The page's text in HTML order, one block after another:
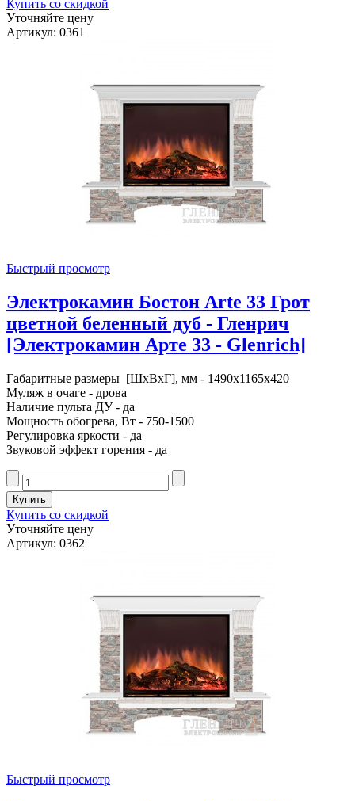
Купить со скидкой
Уточняйте цену
Артикул: 0361
Быстрый просмотр
Электрокамин Бостон Arte 33 Грот
цветной беленный дуб - Гленрич
[Электрокамин Арте 33 - Glenrich]
Габаритные размеры [ШxВxГ], мм - 1490x1165x420
Муляж в очаге - дрова
Наличие пульта ДУ - да
Мощность обогрева, Вт - 750-1500
Регулировка яркости - да
Звуковой эффект горения - да
Купить со скидкой
Уточняйте цену
Артикул: 0362
Быстрый просмотр